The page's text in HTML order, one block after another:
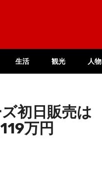
生活 観光 人物
初日販売は
万円